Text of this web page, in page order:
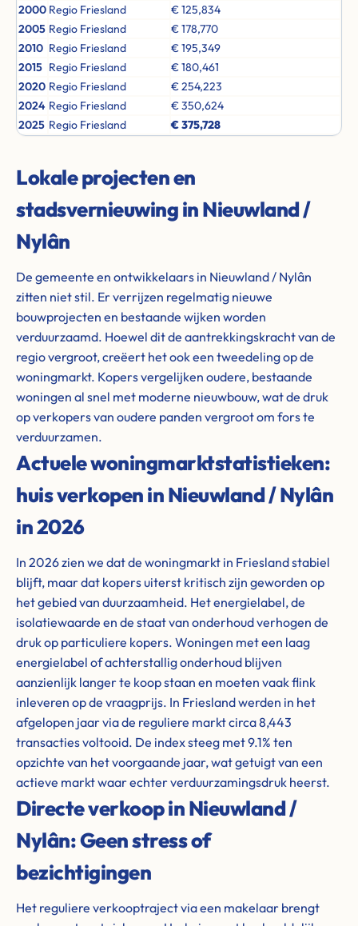
2000 Regio Friesland
€ 125,834
2005 Regio Friesland
€ 178,770
2010 Regio Friesland
€ 195,349
2015 Regio Friesland
€ 180,461
2020 Regio Friesland
€ 254,223
2024 Regio Friesland
€ 350,624
2025 Regio Friesland € 375,728
Lokale projecten en
stadsvernieuwing in Nieuwland /
Nylân
De gemeente en ontwikkelaars in Nieuwland / Nylân
zitten niet stil. Er verrijzen regelmatig nieuwe
bouwprojecten en bestaande wijken worden
verduurzaamd. Hoewel dit de aantrekkingskracht van de
regio vergroot, creëert het ook een tweedeling op de
woningmarkt. Kopers vergelijken oudere, bestaande
woningen al snel met moderne nieuwbouw, wat de druk
op verkopers van oudere panden vergroot om fors te
verduurzamen.
Actuele woningmarktstatistieken:
huis verkopen in Nieuwland / Nylân
in 2026
In 2026 zien we dat de woningmarkt in Friesland stabiel
blijft, maar dat kopers uiterst kritisch zijn geworden op
het gebied van duurzaamheid. Het energielabel, de
isolatiewaarde en de staat van onderhoud verhogen de
druk op particuliere kopers. Woningen met een laag
energielabel of achterstallig onderhoud blijven
aanzienlijk langer te koop staan en moeten vaak flink
inleveren op de vraagprijs. In Friesland werden in het
afgelopen jaar via de reguliere markt circa 8,443
transacties voltooid. De index steeg met 9.1% ten
opzichte van het voorgaande jaar, wat getuigt van een
actieve markt waar echter verduurzamingsdruk heerst.
Directe verkoop in Nieuwland /
Nylân: Geen stress of
bezichtigingen
Het reguliere verkooptraject via een makelaar brengt